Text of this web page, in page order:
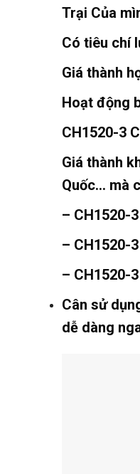
Trại Của
Có tiêu chí
Giá thành
Hoạt động
CH1520-3
Giá thành
Quốc… mà
– CH1520-3
– CH1520-3
– CH1520-3
Cân sử
dễ dàng